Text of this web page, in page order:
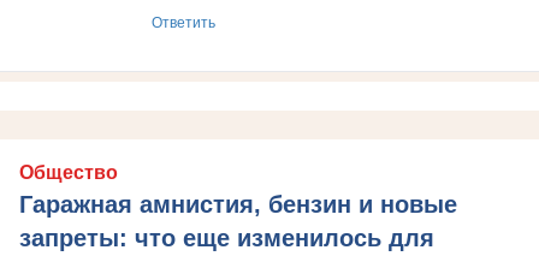
Ответить
Общество
Гаражная амнистия, бензин и новые
запреты: что еще изменилось для